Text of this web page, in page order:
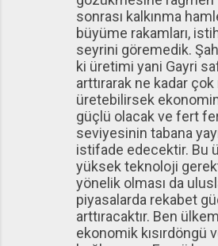
sonrası kalkınma
büyüme rakamları,
seyrini göremedik.
ki üretimi yani Gayri
arttırarak ne kadar
üretebilirsek
güçlü olacak ve fert
seviyesinin tabana
istifade edecektir. Bu
yüksek teknoloji
yönelik olması da
piyasalarda rekabet
arttıracaktır. Ben
ekonomik kısırdöngü